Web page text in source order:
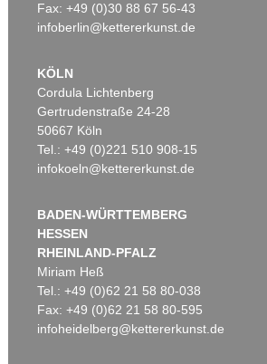
Fax: +49 (0)30 88 67 56-43
infoberlin@kettererkunst.de
KÖLN
Cordula Lichtenberg
Gertrudenstraße 24-28
50667 Köln
Tel.: +49 (0)221 510 908-15
infokoeln@kettererkunst.de
BADEN-WÜRTTEMBERG
HESSEN
RHEINLAND-PFALZ
Miriam Heß
Tel.: +49 (0)62 21 58 80-038
Fax: +49 (0)62 21 58 80-595
infoheidelberg@kettererkunst.de